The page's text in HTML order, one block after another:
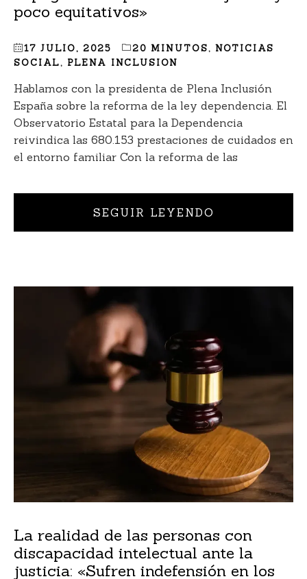
poco equitativos»
17 JULIO, 2025 20 MINUTOS, NOTICIAS
SOCIAL, PLENA INCLUSION
Hablamos con la presidenta de Plena Inclusión
España sobre la reforma de la ley dependencia. El
Observatorio Estatal para la Dependencia
reivindica las 680.153 prestaciones de cuidados en
el entorno familiar Con la reforma de las
SEGUIR LEYENDO
La realidad de las personas con
discapacidad intelectual ante la
justicia: «Sufren indefensión en los